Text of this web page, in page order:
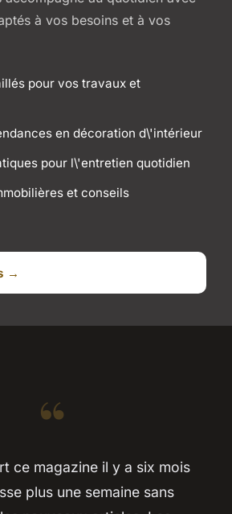
à vos besoins et à vos
pour vos travaux et
en décoration d\'intérieur
pour l\'entretien quotidien
et conseils
→
“
ce magazine il y a six mois
plus une semaine sans